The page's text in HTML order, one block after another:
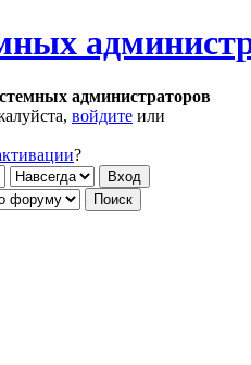
администраторов
войдите или
?